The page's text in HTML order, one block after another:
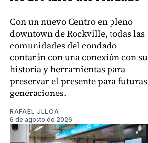
Con un nuevo Centro en pleno
downtown de Rockville, todas las
comunidades del condado
contarán con una conexión con su
historia y herramientas para
preservar el presente para futuras
generaciones.
RAFAEL ULLOA
6 de agosto de 2026